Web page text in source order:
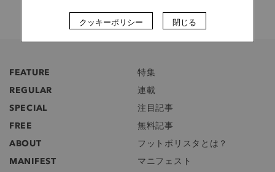
FEATURE
特集
REGULAR
連載
SPECIAL
注目記事
FREE
無料記事
ABOUT
フットボリスタとは？
MANIFEST
マニフェスト
クッキーポリシー 閉じる